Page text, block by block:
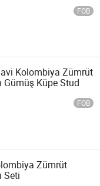
FOB
Kolombiya Zümrüt
Küpe Stud
FOB
Zümrüt
Seti